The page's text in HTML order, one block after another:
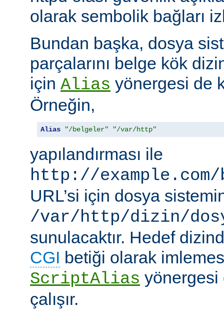
olarak sembolik bağları
Bundan başka, dosya
parçalarını belge kök
için Alias yönergesi de
Örneğin,
Alias "/belgeler" "/var/http"
yapılandırması ile
http://
URL’si için dosya
/var/http/dizin/
sunulacaktır. Hedef
CGI betiği olarak
ScriptAlias yönergesi
çalışır.